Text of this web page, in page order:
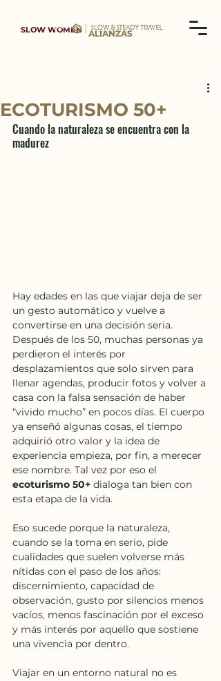
SLOW WOMEN ALIANZAS
ECOTURISMO 50+
Cuando la naturaleza se encuentra con la
madurez
Hay edades en las que viajar deja de ser
un gesto automático y vuelve a
convertirse en una decisión seria.
Después de los 50, muchas personas ya
perdieron el interés por
desplazamientos que solo sirven para
llenar agendas, producir fotos y volver a
casa con la falsa sensación de haber
“vivido mucho” en pocos días. El cuerpo
ya enseñó algunas cosas, el tiempo
adquirió otro valor y la idea de
experiencia empieza, por fin, a merecer
ese nombre. Tal vez por eso el
ecoturismo 50+ dialoga tan bien con
esta etapa de la vida.
Eso sucede porque la naturaleza,
cuando se la toma en serio, pide
cualidades que suelen volverse más
nítidas con el paso de los años:
discernimiento, capacidad de
observación, gusto por silencios menos
vacíos, menos fascinación por el exceso
y más interés por aquello que sostiene
una vivencia por dentro.
Viajar en un entorno natural no es